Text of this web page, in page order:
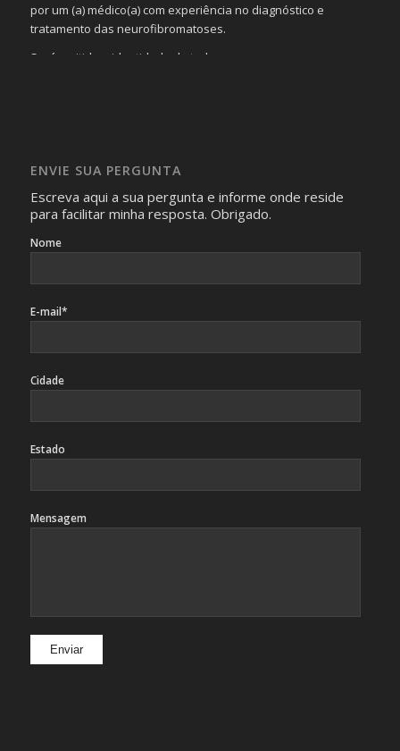
por um (a) médico(a) com experiência no diagnóstico e
tratamento das neurofibromatoses.
Será omitida a identidade de todas as pessoas que
identificação da pessoa fotografada.
ENVIE SUA PERGUNTA
Escreva aqui a sua pergunta e informe onde reside
para facilitar minha resposta. Obrigado.
Nome
E-mail*
Cidade
Estado
Mensagem